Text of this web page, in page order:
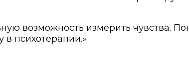
возможность измерить чувства.
психотерапии.»